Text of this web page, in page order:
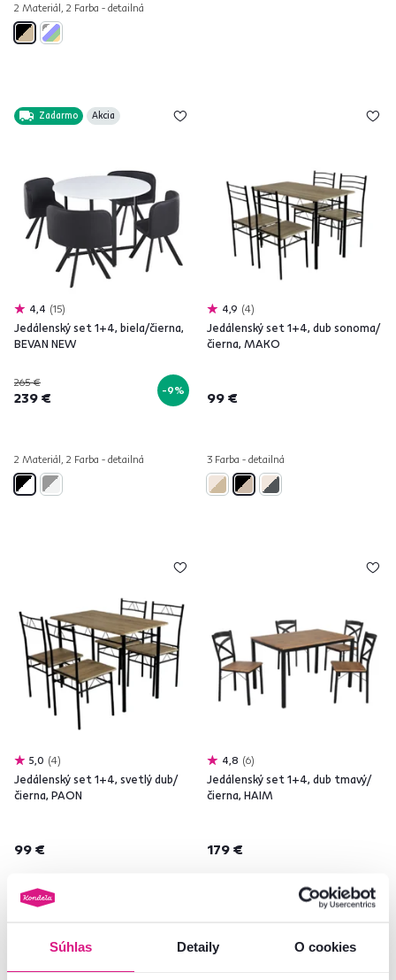
Súhlas Detaily O cookies
2 Materiál, 2 Farba - detailná
Zadarmo Akcia
4,4 15
Jedálenský set 1+4, biela/čierna,
BEVAN NEW
265 €
239 € -9%
2 Materiál, 2 Farba - detailná
4,9 4
Jedálenský set 1+4, dub sonoma/
čierna, MAKO
99 €
3 Farba - detailná
5,0 4
Jedálenský set 1+4, svetlý dub/
čierna, PAON
99 €
4,8 6
Jedálenský set 1+4, dub tmavý/
čierna, HAIM
179 €